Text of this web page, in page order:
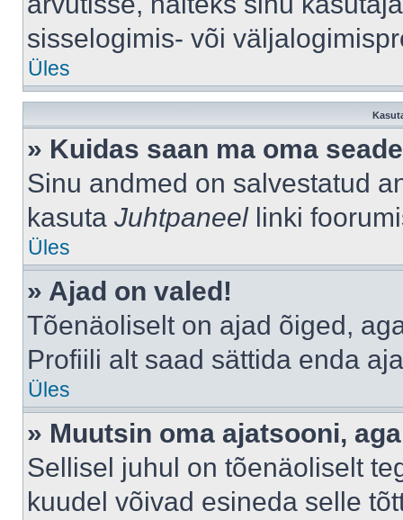
sisselogimis- või
Üles
» Kuidas saan ma oma
Sinu andmed on salvestatud
kasuta Juhtpaneellinki
Üles
» Ajad on valed!
Tõenäoliselt on ajad õiged,
Profiili alt saad sättida enda
Üles
» Muutsin oma ajatsooni,
Sellisel juhul on tõenäoliselt
kuudel võivad esineda selle